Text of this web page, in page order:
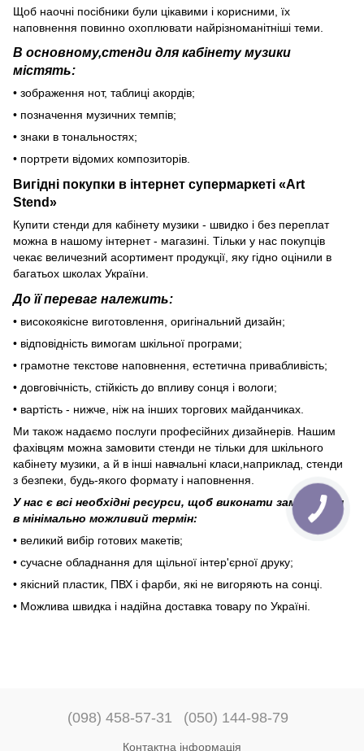
Щоб наочні посібники були цікавими і корисними, їх
наповнення повинно охоплювати найрізноманітніші теми.
В основному,стенди для кабінету музики
містять:
• зображення нот, таблиці акордів;
• позначення музичних темпів;
• знаки в тональностях;
• портрети відомих композиторів.
Вигідні покупки в інтернет супермаркеті «Art
Stend»
Купити стенди для кабінету музики - швидко і без переплат
можна в нашому інтернет - магазині. Тільки у нас покупців
чекає величезний асортимент продукції, яку гідно оцінили в
багатьох школах України.
До її переваг належить:
• високоякісне виготовлення, оригінальний дизайн;
• відповідність вимогам шкільної програми;
• грамотне текстове наповнення, естетична привабливість;
• довговічність, стійкість до впливу сонця і вологи;
• вартість - нижче, ніж на інших торгових майданчиках.
Ми також надаємо послуги професійних дизайнерів. Нашим
фахівцям можна замовити стенди не тільки для шкільного
кабінету музики, а й в інші навчальні класи,наприклад, стенди
з безпеки, будь-якого формату і наповнення.
У нас є всі необхідні ресурси, щоб виконати замовлення
в мінімально можливий термін:
• великий вибір готових макетів;
• сучасне обладнання для щільної інтер'єрної друку;
• якісний пластик, ПВХ і фарби, які не вигоряють на сонці.
• Можлива швидка і надійна доставка товару по Україні.
(098) 458-57-31 (050) 144-98-79
Контактна інформація